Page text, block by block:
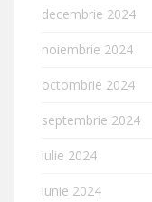
decembrie 2024
noiembrie 2024
octombrie 2024
septembrie 2024
iulie 2024
iunie 2024